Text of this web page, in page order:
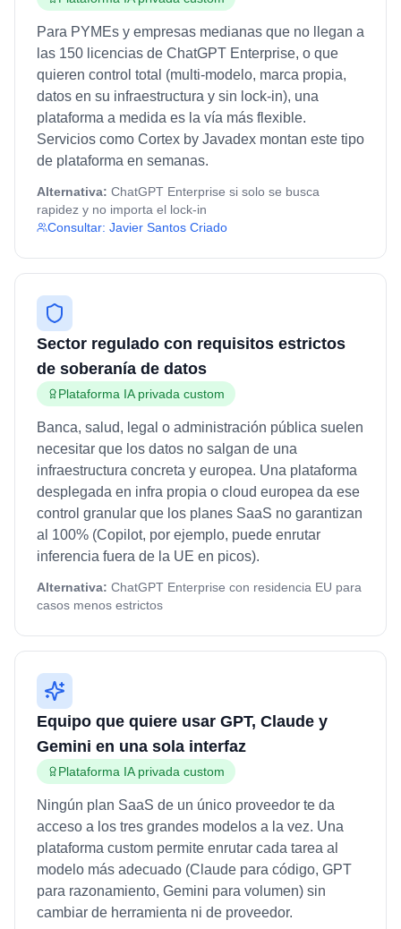
Para PYMEs y empresas medianas que no llegan a
las 150 licencias de ChatGPT Enterprise, o que
quieren control total (multi-modelo, marca propia,
datos en su infraestructura y sin lock-in), una
plataforma a medida es la vía más flexible.
Servicios como Cortex by Javadex montan este tipo
de plataforma en semanas.
Alternativa: ChatGPT Enterprise si solo se busca
rapidez y no importa el lock-in
Consultar: Javier Santos Criado
Sector regulado con requisitos estrictos
de soberanía de datos
Plataforma IA privada custom
Banca, salud, legal o administración pública suelen
necesitar que los datos no salgan de una
infraestructura concreta y europea. Una plataforma
desplegada en infra propia o cloud europea da ese
control granular que los planes SaaS no garantizan
al 100% (Copilot, por ejemplo, puede enrutar
inferencia fuera de la UE en picos).
Alternativa: ChatGPT Enterprise con residencia EU para
casos menos estrictos
Equipo que quiere usar GPT, Claude y
Gemini en una sola interfaz
Plataforma IA privada custom
Ningún plan SaaS de un único proveedor te da
acceso a los tres grandes modelos a la vez. Una
plataforma custom permite enrutar cada tarea al
modelo más adecuado (Claude para código, GPT
para razonamiento, Gemini para volumen) sin
cambiar de herramienta ni de proveedor.